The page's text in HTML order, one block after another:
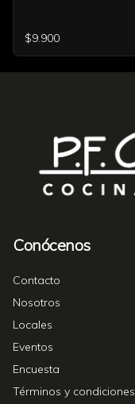
$9.900
Conócenos
Contacto
Nosotros
Locales
Eventos
Encuesta
Términos y condiciones